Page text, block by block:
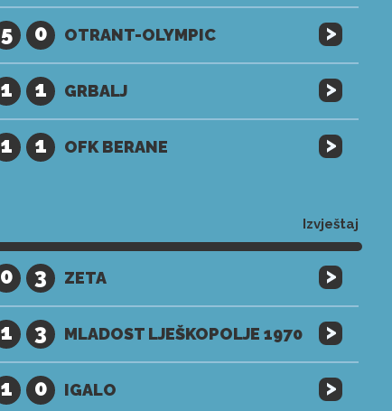
5 0 OTRANT-OLYMPIC >
1 1 GRBALJ >
1 1 OFK BERANE >
Izvještaj
0 3 ZETA >
1 3 MLADOST LJEŠKOPOLJE 1970 >
1 0 IGALO >